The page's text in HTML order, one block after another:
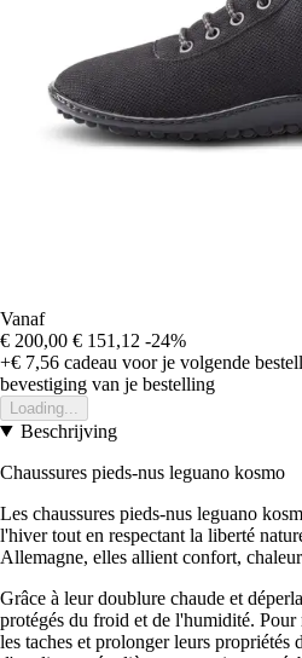
Vanaf
€ 200,00 € 151,12 -24%
+€ 7,56 cadeau voor je volgende
bevestiging van je bestelling
Loading...
Beschrijving
Chaussures pieds-nus leguano kosmo
Les chaussures pieds-nus leguano
l'hiver tout en respectant la liberté
Allemagne, elles allient confort,
Grâce à leur doublure chaude et
protégés du froid et de l'humidité.
les taches et prolonger leurs propriétés